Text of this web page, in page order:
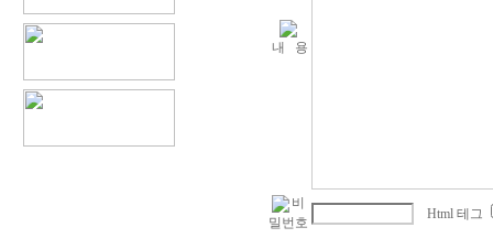
내 용
비
밀번호
Html 테그